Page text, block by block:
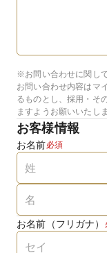
※お問い合わせに関し
お問い合わせ内容はマ
るものとし、採用・そ
ますようお願いいたしま
お客様情報
お名前必須
お名前（フリガナ）